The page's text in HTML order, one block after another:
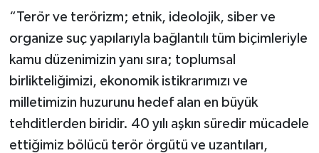
“Terör ve terörizm; etnik, ideolojik, siber ve
organize suç yapılarıyla bağlantılı tüm biçimleriyle
kamu düzenimizin yanı sıra; toplumsal
birlikteliğimizi, ekonomik istikrarımızı ve
milletimizin huzurunu hedef alan en büyük
tehditlerden biridir. 40 yılı aşkın süredir mücadele
ettiğimiz bölücü terör örgütü ve uzantıları,